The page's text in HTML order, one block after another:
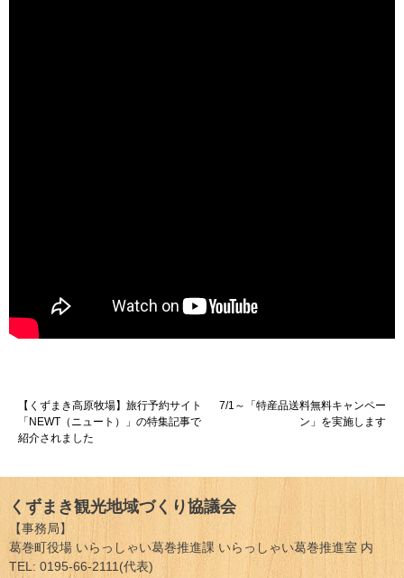
投
稿
ビ
ゲ
ー
【くずまき高原牧場】旅行予約サイト
「NEWT（ニュート）」の特集記事で
紹介されました
7/1～「特産品送料無料キャンペー
ン」を実施します
くずまき観光地域づくり協議会
【事務局】
葛巻町役場 いらっしゃい葛巻推進課 いらっしゃい葛巻推進室 内
TEL: 0195-66-2111(代表)